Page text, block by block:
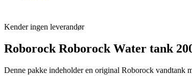
Kender ingen leverandør
Roborock Roborock Water tank
Denne pakke indeholder en original Roborock vandtank